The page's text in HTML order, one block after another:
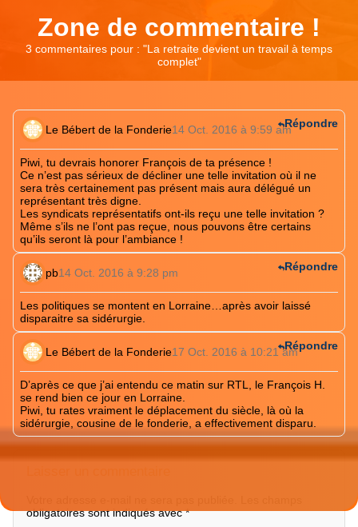
Zone de commentaire !
3 commentaires pour : "La retraite devient un travail à temps
complet"
Le Bébert de la Fonderie14 Oct. 2016 à 9:59 am
Piwi, tu devrais honorer François de ta présence !
Ce n’est pas sérieux de décliner une telle invitation où il ne
sera très certainement pas présent mais aura délégué un
représentant très digne.
Les syndicats représentatifs ont-ils reçu une telle invitation ?
Même s’ils ne l’ont pas reçue, nous pouvons être certains
qu’ils seront là pour l’ambiance !
Répondre
pb14 Oct. 2016 à 9:28 pm
Les politiques se montent en Lorraine…après avoir laissé
disparaitre sa sidérurgie.
Répondre
Le Bébert de la Fonderie17 Oct. 2016 à 10:21 am
D’après ce que j’ai entendu ce matin sur RTL, le François H.
se rend bien ce jour en Lorraine.
Piwi, tu rates vraiment le déplacement du siècle, là où la
sidérurgie, cousine de le fonderie, a effectivement disparu.
Répondre
obligatoires sont indiqués avec*